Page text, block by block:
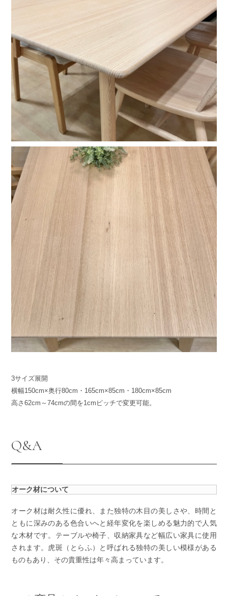
3サイズ展開
横幅150cm×奥行80cm・165cm×85cm・180cm×85cm
高さ62cm～74cmの間を1cmピッチで変更可能。
Q&A
オーク材について
オーク材は耐久性に優れ、また独特の木目の美しさや、時間と
ともに深みのある色合いへと経年変化を楽しめる魅力的で人気
な木材です。テーブルや椅子、収納家具など幅広い家具に使用
されます。虎斑（とらふ）と呼ばれる独特の美しい模様がある
ものもあり、その貴重性は年々高まっています。